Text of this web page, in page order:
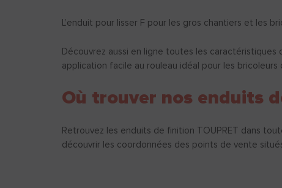
L’enduit pour lisser F pour les gros chantiers et les
Découvrez aussi en ligne toutes les caractéristiques
application facile au rouleau idéal pour les
Où trouver nos enduits
Retrouvez les enduits de finition TOUPRET dans
découvrir les coordonnées des points de vente